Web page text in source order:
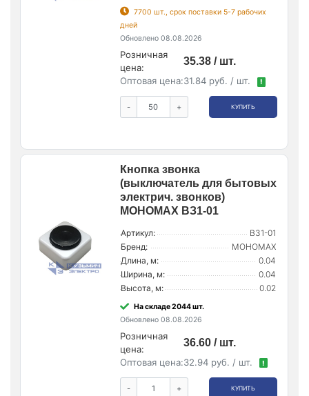
7700 шт., срок поставки 5-7 рабочих
дней
Обновлено 08.08.2026
Розничная
цена:
35.38 / шт.
Оптовая цена:31.84 руб. / шт. !
- + КУПИТЬ
Кнопка звонка
(выключатель для бытовых
электрич. звонков)
МОНОМАХ ВЗ1-01
Артикул:
ВЗ1-01
Бренд:
МОНОМАХ
Длина, м:
0.04
Ширина, м:
0.04
Высота, м:
0.02
На складе 2044 шт.
Обновлено 08.08.2026
Розничная
цена:
36.60 / шт.
Оптовая цена:32.94 руб. / шт. !
- + КУПИТЬ